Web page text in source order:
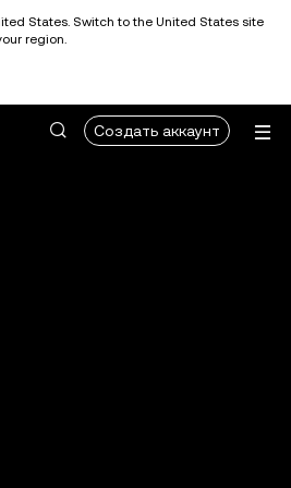
States. Switch to the United States site
region.
Создать аккаунт